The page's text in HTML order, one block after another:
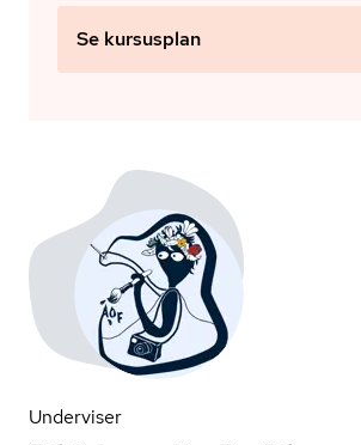
Se kursusplan
Underviser